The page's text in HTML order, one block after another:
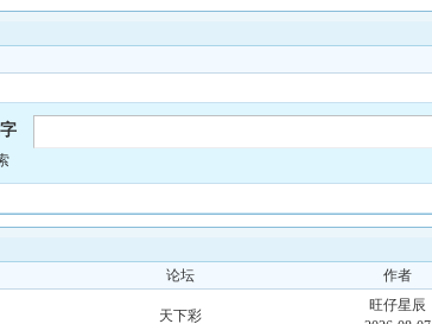
论坛 作者
天下彩
旺仔星辰